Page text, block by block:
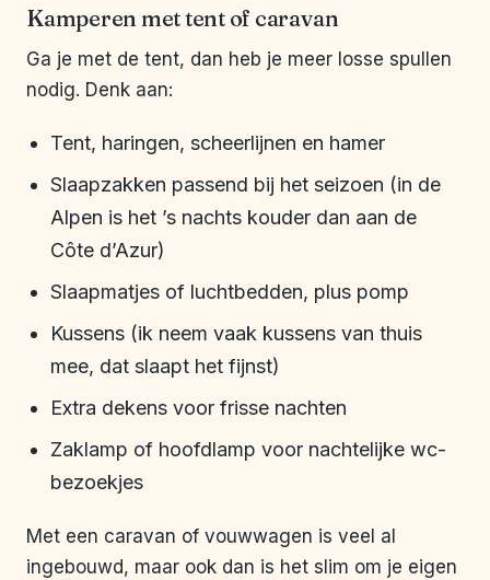
Kamperen met tent of caravan
Ga je met de tent, dan heb je meer losse spullen
nodig. Denk aan:
Tent, haringen, scheerlijnen en hamer
Slaapzakken passend bij het seizoen (in de
Alpen is het ’s nachts kouder dan aan de
Côte d’Azur)
Slaapmatjes of luchtbedden, plus pomp
Kussens (ik neem vaak kussens van thuis
mee, dat slaapt het fijnst)
Extra dekens voor frisse nachten
Zaklamp of hoofdlamp voor nachtelijke wc-
bezoekjes
Met een caravan of vouwwagen is veel al
ingebouwd, maar ook dan is het slim om je eigen